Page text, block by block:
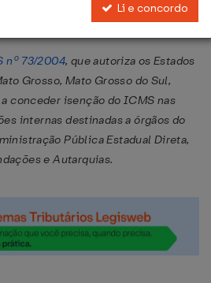
nº 73/2004, que autoriza os Estados
Grosso, Mato Grosso do Sul,
conceder isenção do ICMS nas
internas destinadas a órgãos do
Pública Estadual Direta,
e Autarquias.
Li e concordo